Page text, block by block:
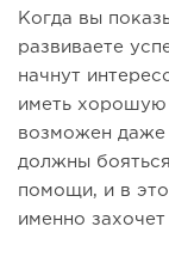
Когда вы
развиваете
начнут
иметь хорошую
возможен даже
должны
помощи, и в
именно